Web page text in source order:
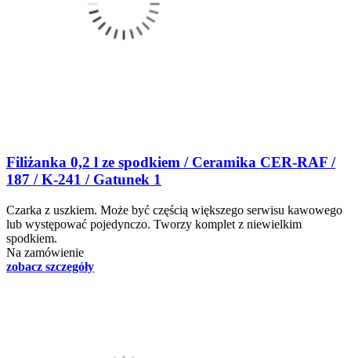
Filiżanka 0,2 l ze spodkiem / Ceramika CER-RAF /
187 / K-241 / Gatunek 1
Czarka z uszkiem. Może być częścią większego serwisu kawowego
lub występować pojedynczo. Tworzy komplet z niewielkim
spodkiem.
Na zamówienie
zobacz szczegóły